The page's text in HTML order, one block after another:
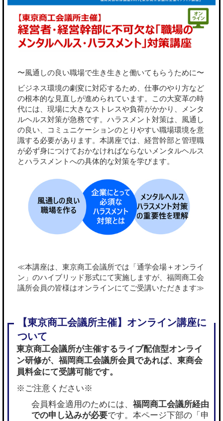
〜風通しの良い職場で生き生きと働いてもらうために〜
ビジネス環境の劇変に対応するため、仕事のやり方など
の根本的な見直しが進められています。この大変革の時
代には、現場に大きなストレスや負荷がかかり、メンタ
ルヘルス対策が急務です。ハラスメント対策は、風通し
の良い、コミュニケーションのとりやすい職場環境を意
識する必要があります。本講座では、経営幹部と管理職
が必ず身につけておかなければならないメンタルヘルス
とハラスメントへの具体的な対策を学びます。
≪本講座は、東京商工会議所では「通学会場＋オンライ
ン」のハイブリッド形式にて実施しますが、福岡商工会
議所会員の皆様はオンラインにてご受講いただきます≫
東京商工会議所が主催するライブ配信型オンライ
ン研修が、 福岡商工会議所会員であれば、東商会
員料金にて受講可能です。
※ご注意ください※
会員料金適用のためには、 福岡商工会議所経由
での申し込みが必要です。本ページ下部の「申